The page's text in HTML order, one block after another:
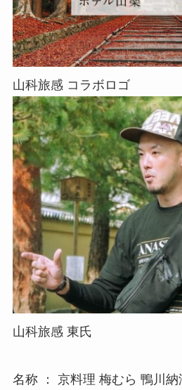
山科旅感 コラボロゴ
山科旅感 東氏
名称 ： 京料理 梅むら 鴨川